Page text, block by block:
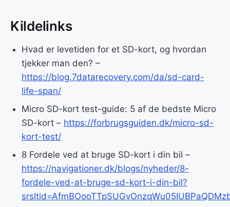
Kildelinks
Hvad er levetiden for et SD-kort, og hvordan
tjekker man den? –
https://blog.7datarecovery.com/da/sd-card-
life-span/
Micro SD-kort test-guide: 5 af de bedste Micro
SD-kort – https://forbrugsguiden.dk/micro-sd-
kort-test/
8 Fordele ved at bruge SD-kort i din bil –
https://navigationer.dk/blogs/nyheder/8-
fordele-ved-at-bruge-sd-kort-i-din-bil?